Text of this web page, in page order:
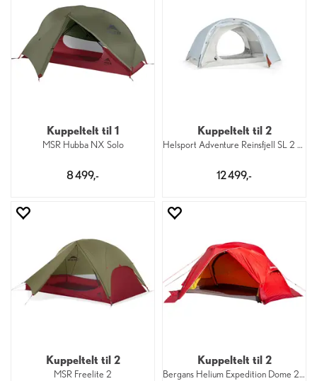
Kuppeltelt til 1
MSR Hubba NX Solo
8 499,-
Kuppeltelt til 2
Helsport Adventure Reinsfjell SL 2 Dome
12 499,-
Kuppeltelt til 2
MSR Freelite 2
Kuppeltelt til 2
Bergans Helium Expedition Dome 2 671